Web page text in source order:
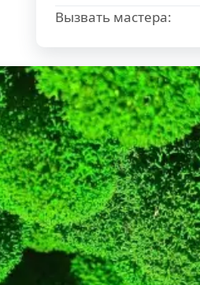
Вызвать мастера: